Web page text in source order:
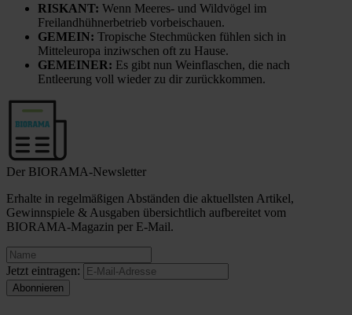
RISKANT: Wenn Meeres- und Wildvögel im
Freilandhühnerbetrieb vorbeischauen.
GEMEIN: Tropische Stechmücken fühlen sich in
Mitteleuropa inziwschen oft zu Hause.
GEMEINER: Es gibt nun Weinflaschen, die nach
Entleerung voll wieder zu dir zurückkommen.
Der BIORAMA-Newsletter
Erhalte in regelmäßigen Abständen die aktuellsten Artikel,
Gewinnspiele & Ausgaben übersichtlich aufbereitet vom
BIORAMA-Magazin per E-Mail.
Jetzt eintragen: